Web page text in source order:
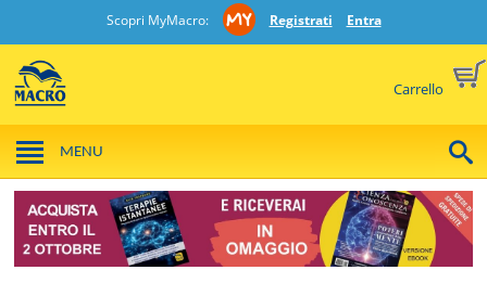
Scopri MyMacro: Registrati Entra
Carrello
MENU